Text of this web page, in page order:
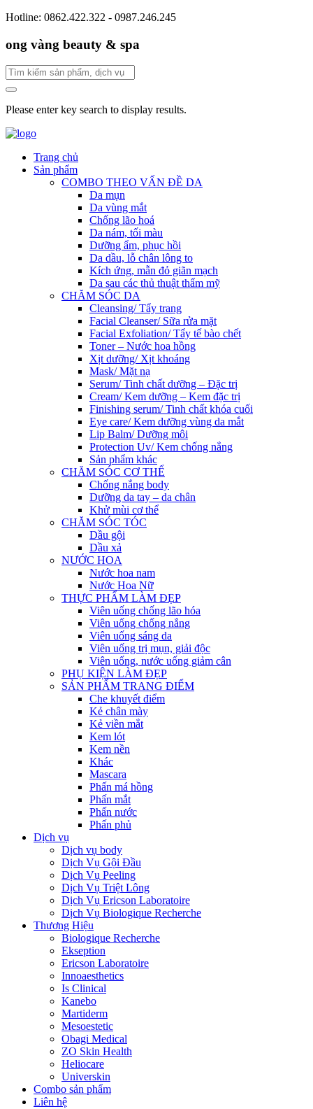
Hotline: 0862.422.322 - 0987.246.245
ong vàng beauty & spa
Please enter key search to display results.
Trang chủ
Sản phẩm
COMBO THEO VẤN ĐỀ DA
Da mụn
Da vùng mắt
Chống lão hoá
Da nám, tối màu
Dưỡng ẩm, phục hồi
Da dầu, lỗ chân lông to
Kích ứng, mẫn đỏ giãn mạch
Da sau các thủ thuật thẩm mỹ
CHĂM SÓC DA
Cleansing/ Tẩy trang
Facial Cleanser/ Sữa rửa mặt
Facial Exfoliation/ Tẩy tế bào chết
Toner – Nước hoa hồng
Xịt dưỡng/ Xịt khoáng
Mask/ Mặt nạ
Serum/ Tinh chất dưỡng – Đặc trị
Cream/ Kem dưỡng – Kem đặc trị
Finishing serum/ Tinh chất khóa cuối
Eye care/ Kem dưỡng vùng da mắt
Lip Balm/ Dưỡng môi
Protection Uv/ Kem chống nắng
Sản phẩm khác
CHĂM SÓC CƠ THỂ
Chống nắng body
Dưỡng da tay – da chân
Khử mùi cơ thể
CHĂM SÓC TÓC
Dầu gội
Dầu xả
NƯỚC HOA
Nước hoa nam
Nước Hoa Nữ
THỰC PHẨM LÀM ĐẸP
Viên uống chống lão hóa
Viên uống chống nắng
Viên uống sáng da
Viên uống trị mụn, giải độc
Viên uống, nước uống giảm cân
PHỤ KIỆN LÀM ĐẸP
SẢN PHẨM TRANG ĐIỂM
Che khuyết điểm
Kẻ chân mày
Kẻ viền mắt
Kem lót
Kem nền
Khác
Mascara
Phấn má hồng
Phấn mắt
Phấn nước
Phấn phủ
Dịch vụ
Dịch vụ body
Dịch Vụ Gội Đầu
Dịch Vụ Peeling
Dịch Vụ Triệt Lông
Dịch Vụ Ericson Laboratoire
Dịch Vụ Biologique Recherche
Thương Hiệu
Biologique Recherche
Ekseption
Ericson Laboratoire
Innoaesthetics
Is Clinical
Kanebo
Martiderm
Mesoestetic
Obagi Medical
ZO Skin Health
Heliocare
Universkin
Combo sản phẩm
Liên hệ